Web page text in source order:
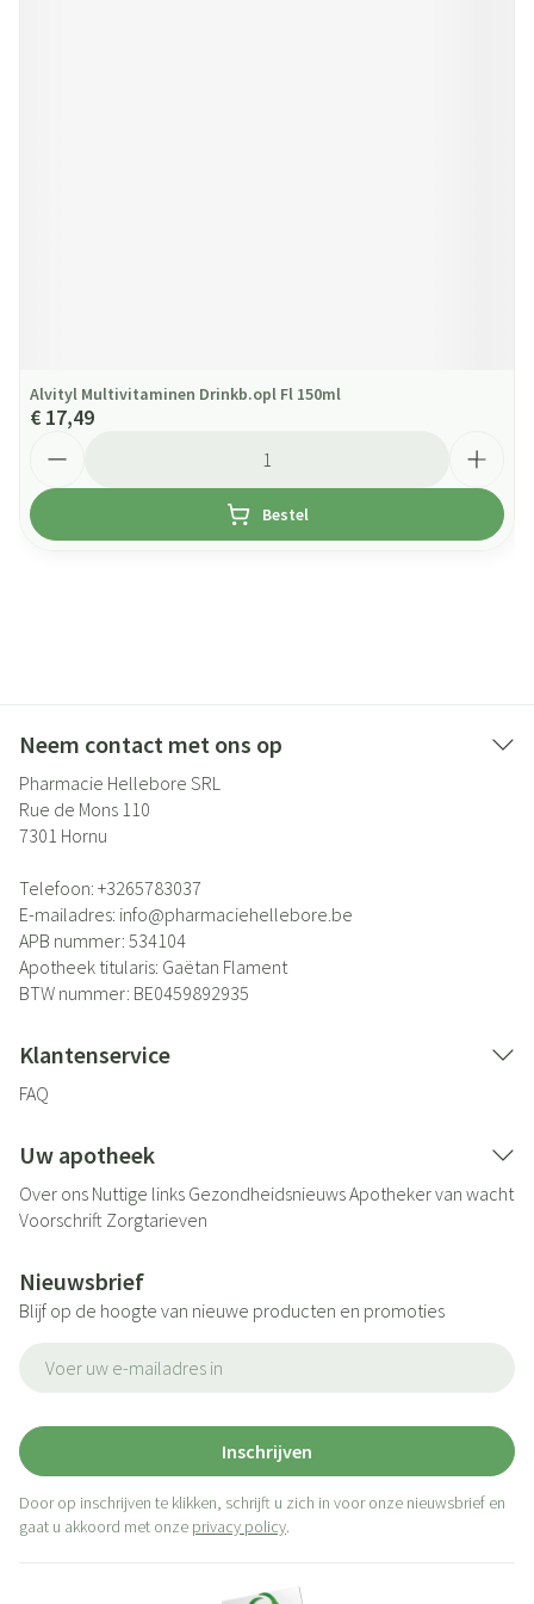
Alvityl Multivitaminen Drinkb.opl Fl 150ml
€ 17,49
Bestel
Neem contact met ons op
Pharmacie Hellebore SRL
Rue de Mons 110
7301 Hornu
Telefoon: +3265783037
E-mailadres: info@pharmaciehellebore.be
APB nummer: 534104
Apotheek titularis: Gaëtan Flament
BTW nummer: BE0459892935
Klantenservice
FAQ
Uw apotheek
Over ons Nuttige links GezondheidsnieuwsApotheker van wacht
Voorschrift Zorgtarieven
Nieuwsbrief
Blijf op de hoogte van nieuwe producten en promoties
Inschrijven
Door op inschrijven te klikken, schrijft u zich in voor onze nieuwsbrief en
gaat u akkoord met onze privacy policy.